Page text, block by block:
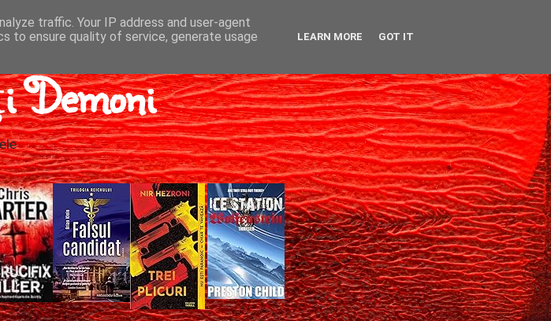
Demoni
traffic. Your IP address and user-agent
to ensure quality of service, generate usage
LEARN MORE GOT IT